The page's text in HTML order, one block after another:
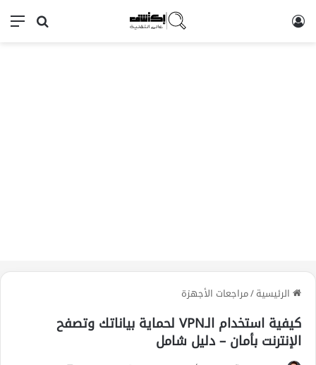
بحث عن
الرئيسية/مراجعات الأجهزة
كيفية استخدام الـVPN لحماية بياناتك وتصفح
الإنترنت بأمان – دليل شامل